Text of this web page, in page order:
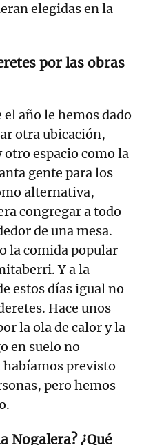
elegidas en la
por las obras
año le hemos dado
otra ubicación,
otro espacio como la
gente para los
alternativa,
congregar a todo
de una mesa.
la comida popular
Y a la
estos días igual no
Hace unos
la ola de calor y la
en suelo no
previsto
pero hemos
Nogalera? ¿Qué